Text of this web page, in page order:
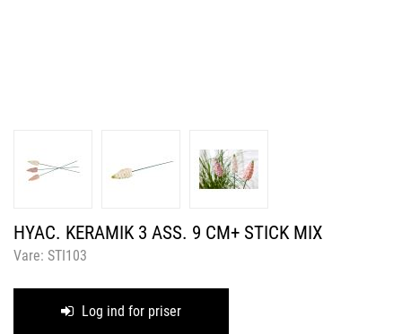
HYAC. KERAMIK 3 ASS. 9 CM+ STICK MIX
Vare: STI103
Log ind for priser